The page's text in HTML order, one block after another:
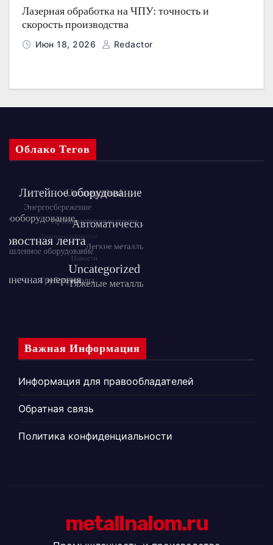
Лазерная обработка на ЧПУ: точность и
скорость производства
Июн 18, 2026 Redactor
Облако Тегов
Важная Информация
Информация для правообладателей
Обратная связь
Политика конфиденциальности
metallnalom.ru